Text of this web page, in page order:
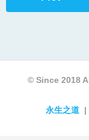
© Since 2018
永生之道